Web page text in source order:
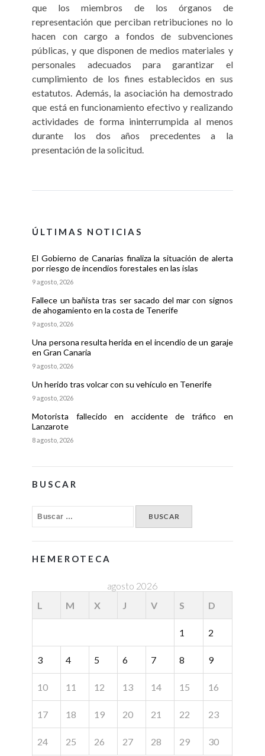
que los miembros de los órganos de
representación que perciban retribuciones no lo
hacen con cargo a fondos de subvenciones
públicas, y que disponen de medios materiales y
personales adecuados para garantizar el
cumplimiento de los fines establecidos en sus
estatutos. Además, la asociación ha demostrado
que está en funcionamiento efectivo y realizando
actividades de forma ininterrumpida al menos
durante los dos años precedentes a la
presentación de la solicitud.
ÚLTIMAS NOTICIAS
El Gobierno de Canarias finaliza la situación de alerta
por riesgo de incendios forestales en las islas
9 agosto, 2026
Fallece un bañista tras ser sacado del mar con signos
de ahogamiento en la costa de Tenerife
9 agosto, 2026
Una persona resulta herida en el incendio de un garaje
en Gran Canaria
9 agosto, 2026
Un herido tras volcar con su vehículo en Tenerife
9 agosto, 2026
Motorista fallecido en accidente de tráfico en
Lanzarote
8 agosto, 2026
BUSCAR
HEMEROTECA
agosto 2026
L
M X J V S D
1 2
3 4 5 6 7 8 9
10 11 12 13 14 15 16
17 18 19 20 21 22 23
24 25 26 27 28 29 30